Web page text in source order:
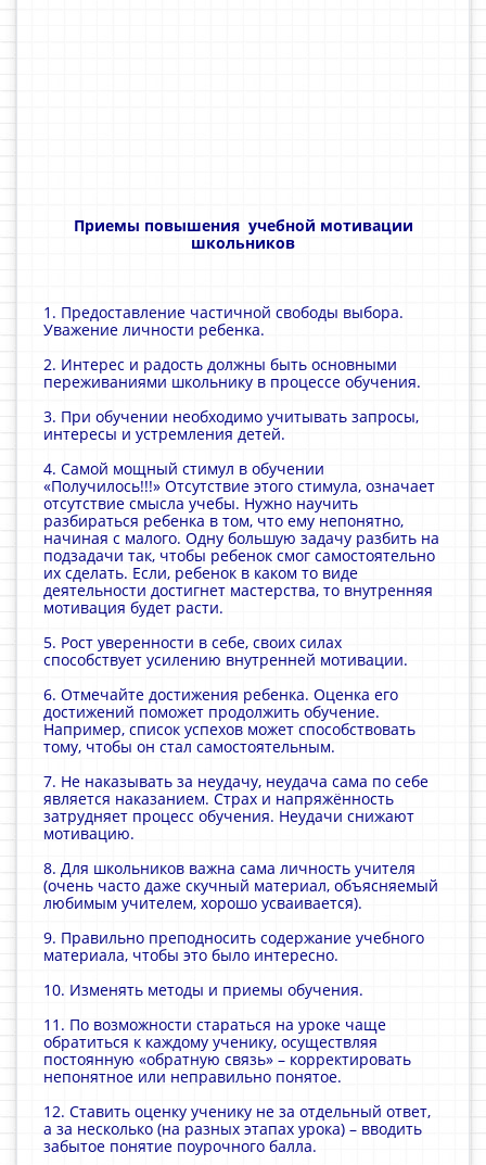
Приемы повышения учебной мотивации
школьников
1. Предоставление частичной свободы выбора.
Уважение личности ребенка.
2. Интерес и радость должны быть основными
переживаниями школьнику в процессе обучения.
3. При обучении необходимо учитывать запросы,
интересы и устремления детей.
4. Самой мощный стимул в обучении
«Получилось!!!» Отсутствие этого стимула, означает
отсутствие смысла учебы. Нужно научить
разбираться ребенка в том, что ему непонятно,
начиная с малого. Одну большую задачу разбить на
подзадачи так, чтобы ребенок смог самостоятельно
их сделать. Если, ребенок в каком то виде
деятельности достигнет мастерства, то внутренняя
мотивация будет расти.
5. Рост уверенности в себе, своих силах
способствует усилению внутренней мотивации.
6. Отмечайте достижения ребенка. Оценка его
достижений поможет продолжить обучение.
Например, список успехов может способствовать
тому, чтобы он стал самостоятельным.
7. Не наказывать за неудачу, неудача сама по себе
является наказанием. Страх и напряжённость
затрудняет процесс обучения. Неудачи снижают
мотивацию.
8. Для школьников важна сама личность учителя
(очень часто даже скучный материал, объясняемый
любимым учителем, хорошо усваивается).
9. Правильно преподносить содержание учебного
материала, чтобы это было интересно.
10. Изменять методы и приемы обучения.
11. По возможности стараться на уроке чаще
обратиться к каждому ученику, осуществляя
постоянную «обратную связь» – корректировать
непонятное или неправильно понятое.
12. Ставить оценку ученику не за отдельный ответ,
а за несколько (на разных этапах урока) – вводить
забытое понятие поурочного балла.